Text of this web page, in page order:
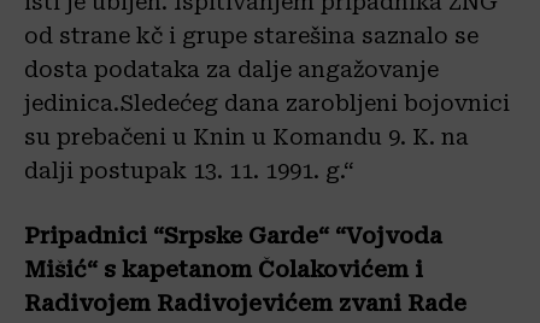
od strane kč i grupe starešina saznalo se
dosta podataka za dalje angažovanje
jedinica.Sledećeg dana zarobljeni bojovnici
su prebačeni u Knin u Komandu 9. K. na
dalji postupak 13. 11. 1991. g.“
Pripadnici “Srpske Garde“ “Vojvoda
Mišić“ s kapetanom Čolakovićem i
Radivojem Radivojevićem zvani Rade